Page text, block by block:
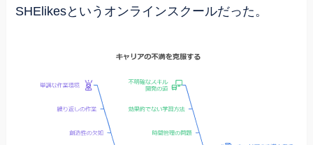
SHElikesというオンラインスクールだった。